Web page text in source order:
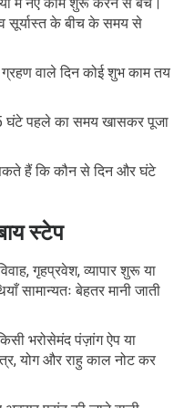
सूर्यास्त के बीच के समय से
वाले दिन कोई शुभ काम तय
घंटे पहले का समय खासकर पूजा
हैं कि कौन से दिन और घंटे
स्टेप
गृहप्रवेश, व्यापार शुरू या
सामान्यतः बेहतर मानी जाती
भरोसेमंद पंज़ांग ऐप या
योग और राहु काल नोट कर